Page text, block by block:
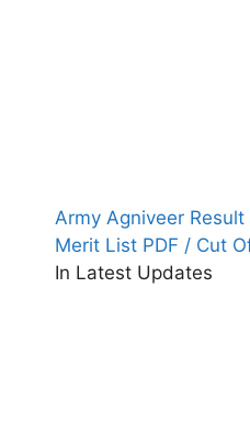
Army Agniveer
Merit List PDF / Cut
In Latest Updates